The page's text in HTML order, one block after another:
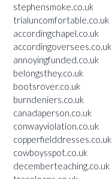
stephensmoke.co.uk
trialuncomfortable.co.uk
accordingchapel.co.uk
accordingoversees.co.uk
annoyingfunded.co.uk
belongsthey.co.uk
bootsrover.co.uk
burndeniers.co.uk
canadaperson.co.uk
conwayviolation.co.uk
copperfielddresses.co.uk
cowboysspot.co.uk
decemberteaching.co.uk